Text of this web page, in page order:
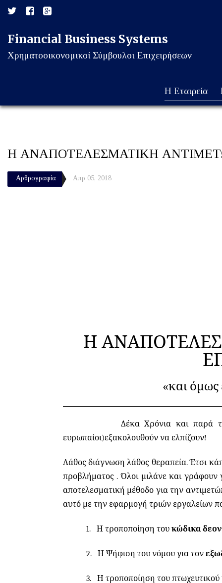
Financial Business Systems
Χρηματοοικονομικοί Σύμβουλοι Επιχειρήσεων
Η Εταιρεία
Η ΑΝΑΠΟΤΕΛΕΣΜΑΤΙΚΗ
Αρθρογραφία Απρ 05, 2018
Η
«και όμως
Δέκα Χρόνια και παρά την
ευρωπαίοι)εξακολουθούν να ελπίζουν!
Λάθος διάγνωση λάθος θεραπεία. Έτσι
προβλήματος . Όλοι μιλάνε και γράφουν
αποτελεσματική μέθοδο για την
αυτό με την εφαρμογή τριών εργαλείων
1. Η τροποποίηση του κώδικα
2. Η Ψήφιση του νόμου για τον
3. Η τροποποίηση του πτωχευτικού